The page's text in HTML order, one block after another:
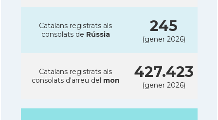
Catalans registrats als
consolats de Rússia 245
(gener 2026)
Catalans registrats als
consolats d'arreu del mon 427.423
(gener 2026)